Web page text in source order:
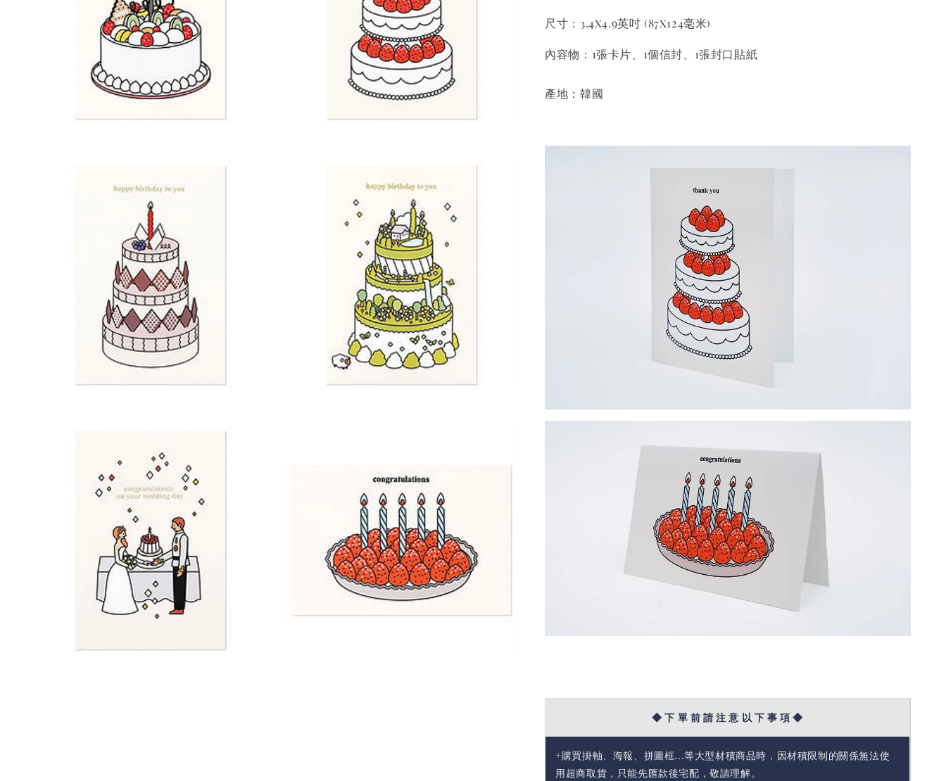
尺寸：3.4x4.9英吋 (87x124毫米)
內容物：1張卡片、1個信封、1張封口貼紙
產地：韓國
◆ 下 單 前 請 注 意 以 下 事 項 ◆
+購買掛軸、海報、拼圖框...等大型材積商品時，因材積限制的關係無法使
用超商取貨，只能先匯款後宅配，敬請理解。